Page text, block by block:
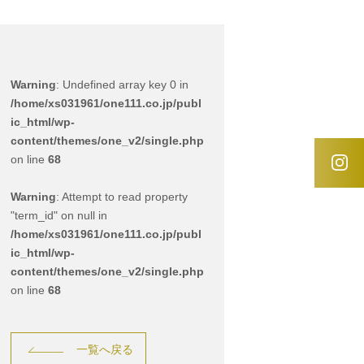
Warning: Undefined array key 0 in
/home/xs031961/one111.co.jp/publ
ic_html/wp-
content/themes/one_v2/single.php
on line 68
Warning: Attempt to read property
"term_id" on null in
/home/xs031961/one111.co.jp/publ
ic_html/wp-
content/themes/one_v2/single.php
on line 68
一覧へ戻る